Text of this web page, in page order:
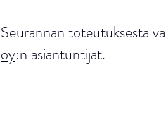
Seurannan toteutuksesta
oy:n asiantuntijat.